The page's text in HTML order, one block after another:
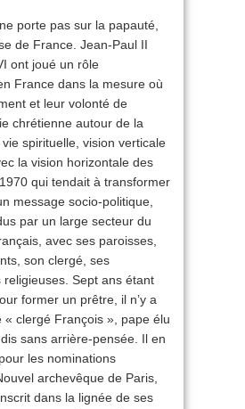
porte pas sur la papauté,
de France. Jean-Paul II
ont joué un rôle
France dans la mesure où
et leur volonté de
chrétienne autour de la
spirituelle, vision verticale
la vision horizontale des
qui tendait à transformer
message socio-politique,
par un large secteur du
avec ses paroisses,
son clergé, ses
religieuses. Sept ans étant
former un prêtre, il n’y a
« clergé François », pape élu
sans arrière-pensée. Il en
les nominations
archevêque de Paris,
dans la lignée de ses